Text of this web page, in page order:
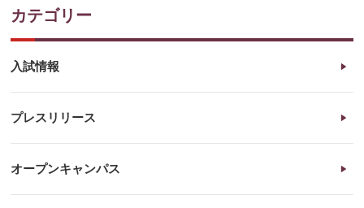
カテゴリー
入試情報
プレスリリース
オープンキャンパス